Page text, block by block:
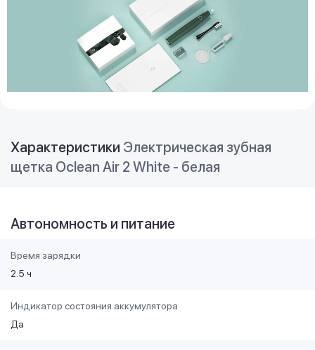
Характеристики Электрическая зубная
щетка Oclean Air 2 White - белая
Автономность и питание
Время зарядки
2.5 ч
Индикатор состояния аккумулятора
Да